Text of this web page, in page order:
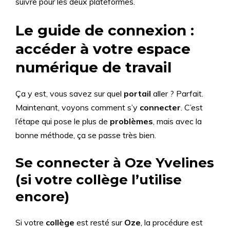
Le guide de connexion :
accéder à votre espace
numérique de travail
Ça y est, vous savez sur quel portail aller ? Parfait.
Maintenant, voyons comment s’y connecter. C’est
l’étape qui pose le plus de problèmes, mais avec la
bonne méthode, ça se passe très bien.
Se connecter à Oze Yvelines
(si votre collège l’utilise
encore)
Si votre collège est resté sur Oze, la procédure est